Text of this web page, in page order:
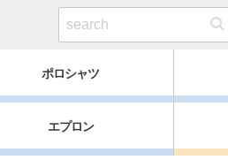
ポロシャツ
エプロン